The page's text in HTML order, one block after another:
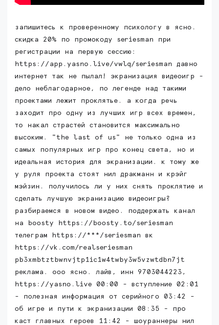
запишитесь к проверенному психологу в ясно.
скидка 20% по промокоду seriesman при
регистрации на первую сессию:
https://app.yasno.live/vwlq/seriesman давно
интернет так не пылал! экранизация видеоигр -
дело неблагодарное, по легенде над такими
проектами лежит проклятье. а когда речь
заходит про одну из лучших игр всех времен,
то накал страстей становится максимально
высоким. "the last of us" не только одна из
самых популярных игр про конец света, но и
идеальная история для экранизации. к тому же
у руля проекта стоят нил дракманн и крэйг
мэйзин. получилось ли у них снять проклятие и
сделать лучшую экранизацию видеоигры?
разбираемся в новом видео. поддержать канал
на boosty https://boosty.to/seriesman
телеграм https://***/seriesman вк
https://vk.com/realseriesman
pb3xmbtztbwnvjtp1ic1w4twby3w5vzwtdbn7jt
реклама. ооо ясно. лайв, инн 9703044223,
https://yasno.live 00:00 - вступление 02:01
- полезная информация от серийного 03:42 -
об игре и пути к экранизации 08:35 - про
каст главных героев 11:42 - шоураннеры нил